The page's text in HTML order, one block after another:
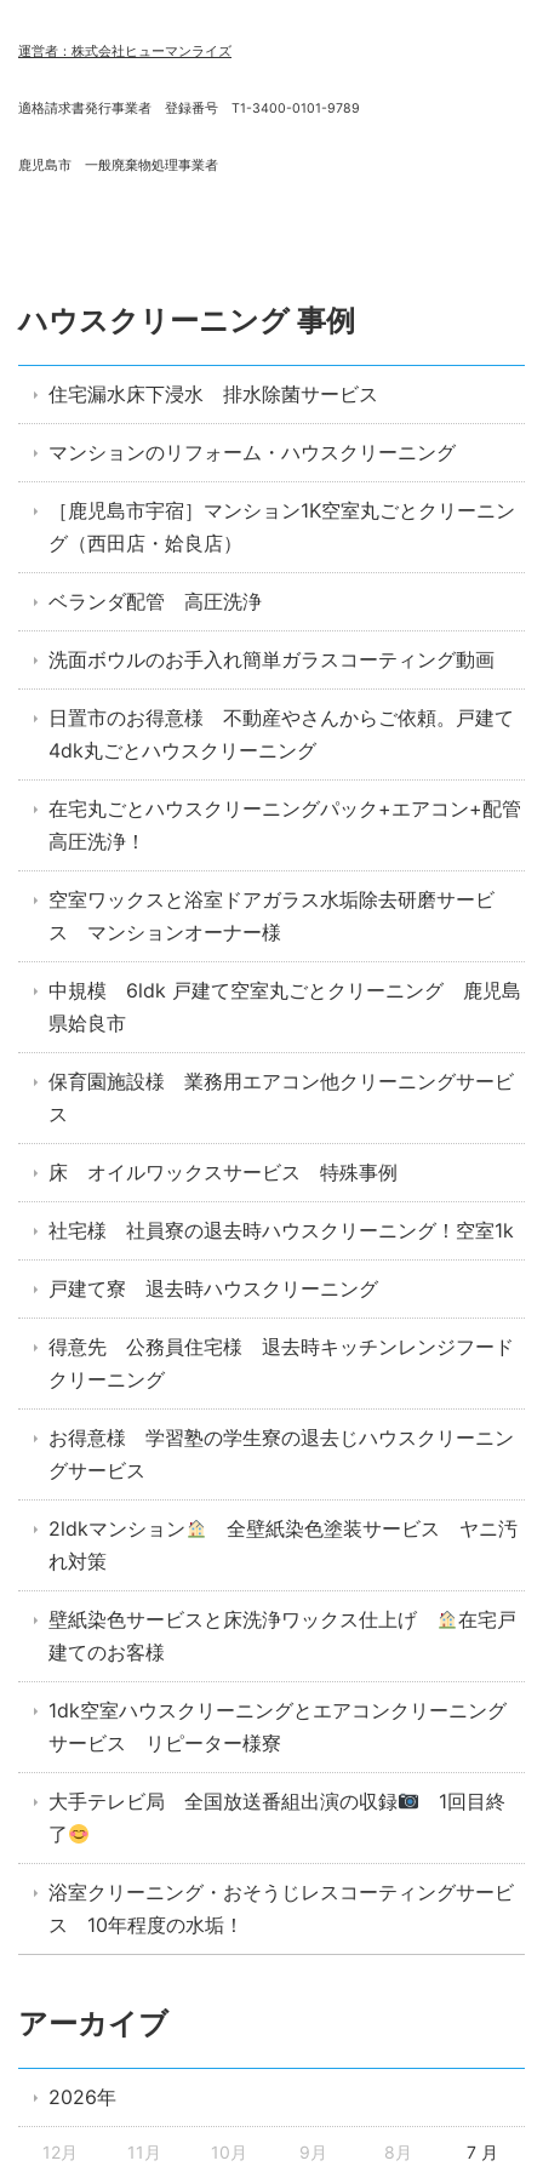
運営者：株式会社ヒューマンライズ
適格請求書発行事業者 登録番号 T1-3400-0101-9789
鹿児島市 一般廃棄物処理事業者
ハウスクリーニング 事例
住宅漏水床下浸水 排水除菌サービス
マンションのリフォーム・ハウスクリーニング
［鹿児島市宇宿］マンション1K空室丸ごとクリーニン
グ（西田店・姶良店）
ベランダ配管 高圧洗浄
洗面ボウルのお手入れ簡単ガラスコーティング動画
日置市のお得意様 不動産やさんからご依頼。戸建て
4dk丸ごとハウスクリーニング
在宅丸ごとハウスクリーニングパック+エアコン+配管
高圧洗浄！
空室ワックスと浴室ドアガラス水垢除去研磨サービ
ス マンションオーナー様
中規模 6ldk 戸建て空室丸ごとクリーニング 鹿児島
県姶良市
保育園施設様 業務用エアコン他クリーニングサービ
ス
床 オイルワックスサービス 特殊事例
社宅様 社員寮の退去時ハウスクリーニング！空室1k
戸建て寮 退去時ハウスクリーニング
得意先 公務員住宅様 退去時キッチンレンジフード
クリーニング
お得意様 学習塾の学生寮の退去じハウスクリーニン
グサービス
2ldkマンション
全壁紙染色塗装サービス ヤニ汚
れ対策
壁紙染色サービスと床洗浄ワックス仕上げ
在宅戸
建てのお客様
1dk空室ハウスクリーニングとエアコンクリーニング
サービス リピーター様寮
大手テレビ局 全国放送番組出演の収録
1回目終
了
浴室クリーニング・おそうじレスコーティングサービ
ス 10年程度の水垢！
アーカイブ
2026年
12月 11月 10月 9月 8月 7 月